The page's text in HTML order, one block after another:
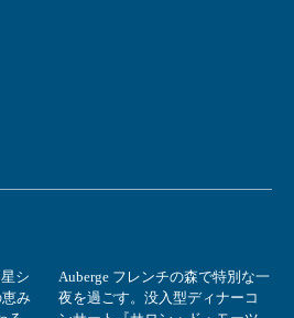
シ
み
Auberge フレンチの森で特別な一
夜を過ごす。没入型ディナーコ